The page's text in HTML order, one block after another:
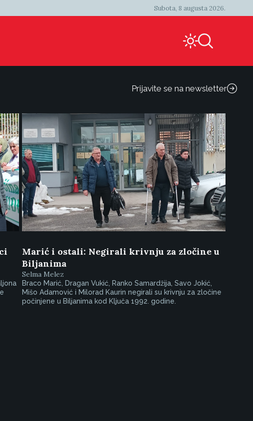
Subota, 8 augusta 2026.
Prijavite se na newsletter
Marić i ostali: Negirali krivnju za zločine u
Biljanima
Selma Melez
Braco Marić, Dragan Vukić, Ranko Samardžija, Savo Jokić,
Mišo Adamović i Milorad Kaurin negirali su krivnju za zločine
počinjene u Biljanima kod Ključa 1992. godine.